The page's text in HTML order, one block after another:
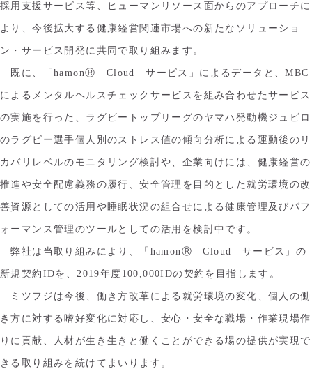
採用支援サービス等、ヒューマンリソース面からのアプローチに
より、今後拡大する健康経営関連市場への新たなソリューショ
ン・サービス開発に共同で取り組みます。
既に、「hamonⓇ Cloud サービス」によるデータと、MBC
によるメンタルヘルスチェックサービスを組み合わせたサービス
の実施を行った、ラグビートップリーグのヤマハ発動機ジュビロ
のラグビー選手個人別のストレス値の傾向分析による運動後のリ
カバリレベルのモニタリング検討や、企業向けには、健康経営の
推進や安全配慮義務の履行、安全管理を目的とした就労環境の改
善資源としての活用や睡眠状況の組合せによる健康管理及びパフ
ォーマンス管理のツールとしての活用を検討中です。
弊社は当取り組みにより、「hamonⓇ Cloud サービス」の
新規契約IDを、2019年度100,000IDの契約を目指します。
ミツフジは今後、働き方改革による就労環境の変化、個人の働
き方に対する嗜好変化に対応し、安心・安全な職場・作業現場作
りに貢献、人材が生き生きと働くことができる場の提供が実現で
きる取り組みを続けてまいります。